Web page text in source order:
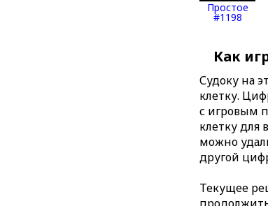
Простое
#1198
Как
Судоку на
клетку.
с игровым
клетку
можно
другой
Текущее